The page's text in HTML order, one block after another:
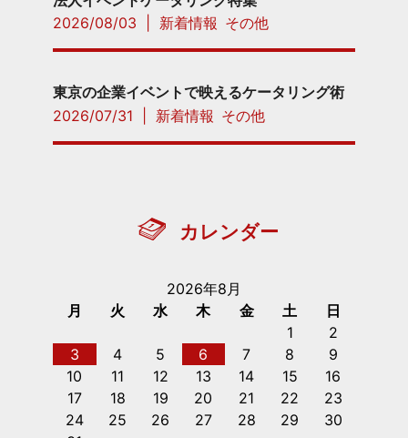
2026/08/03
新着情報 その他
東京の企業イベントで映えるケータリング術
2026/07/31
新着情報 その他
カレンダー
2026年8月
月
火 水 木 金 土
日
1
2
3
4 5 6 7 8
9
10
11 12 13 14 15
16
17
18 19 20 21 22
23
24
25 26 27 28 29
30